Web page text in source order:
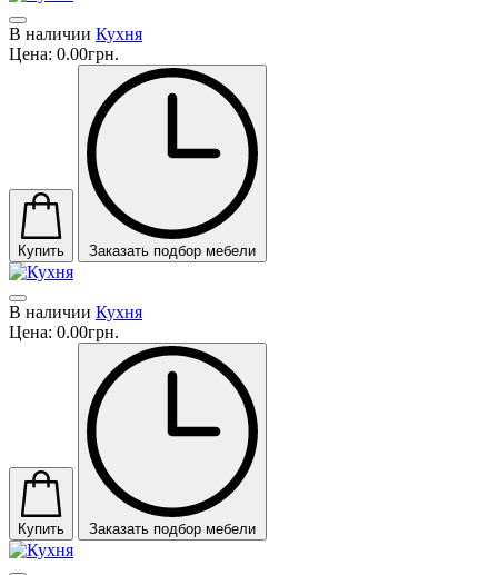
В наличии Кухня
Цена: 0.00грн.
Купить Заказать подбор мебели
В наличии Кухня
Цена: 0.00грн.
Купить Заказать подбор мебели